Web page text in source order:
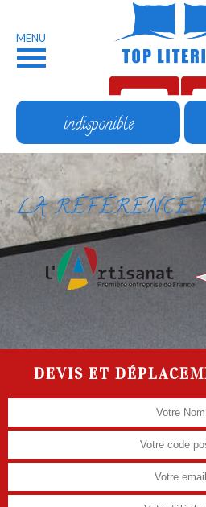
MENU
indisponible
LA RÉFÉRENCE
DEVIS ET